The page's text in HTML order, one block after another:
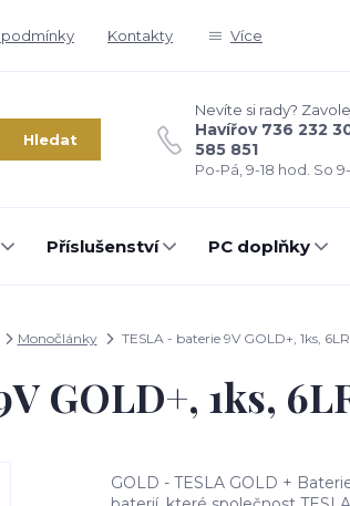
Kontakty Více
Hledat
Nevíte si rady?
Havířov 736 232
585 851
Po-Pá, 9-18 hod. So 9-
Příslušenství PC doplňky
Monočlánky TESLA - baterie 9V GOLD+, 1ks,
GOLD+, 1ks,
GOLD - TESLA GOLD +